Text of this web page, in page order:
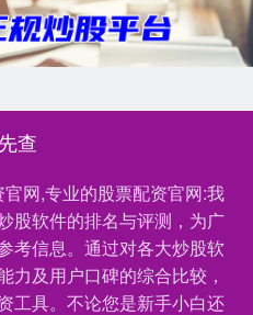
查
网,专业的股票配资官网:我
股软件的排名与评测，为广
考信息。通过对各大炒股软
力及用户口碑的综合比较，
工具。不论您是新手小白还